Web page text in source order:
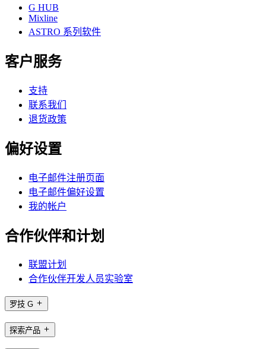
G HUB
Mixline
ASTRO 系列软件
客户服务
支持
联系我们
退货政策
偏好设置
电子邮件注册页面
电子邮件偏好设置
我的帐户
合作伙伴和计划
联盟计划
合作伙伴开发人员实验室
罗技 G
探索产品